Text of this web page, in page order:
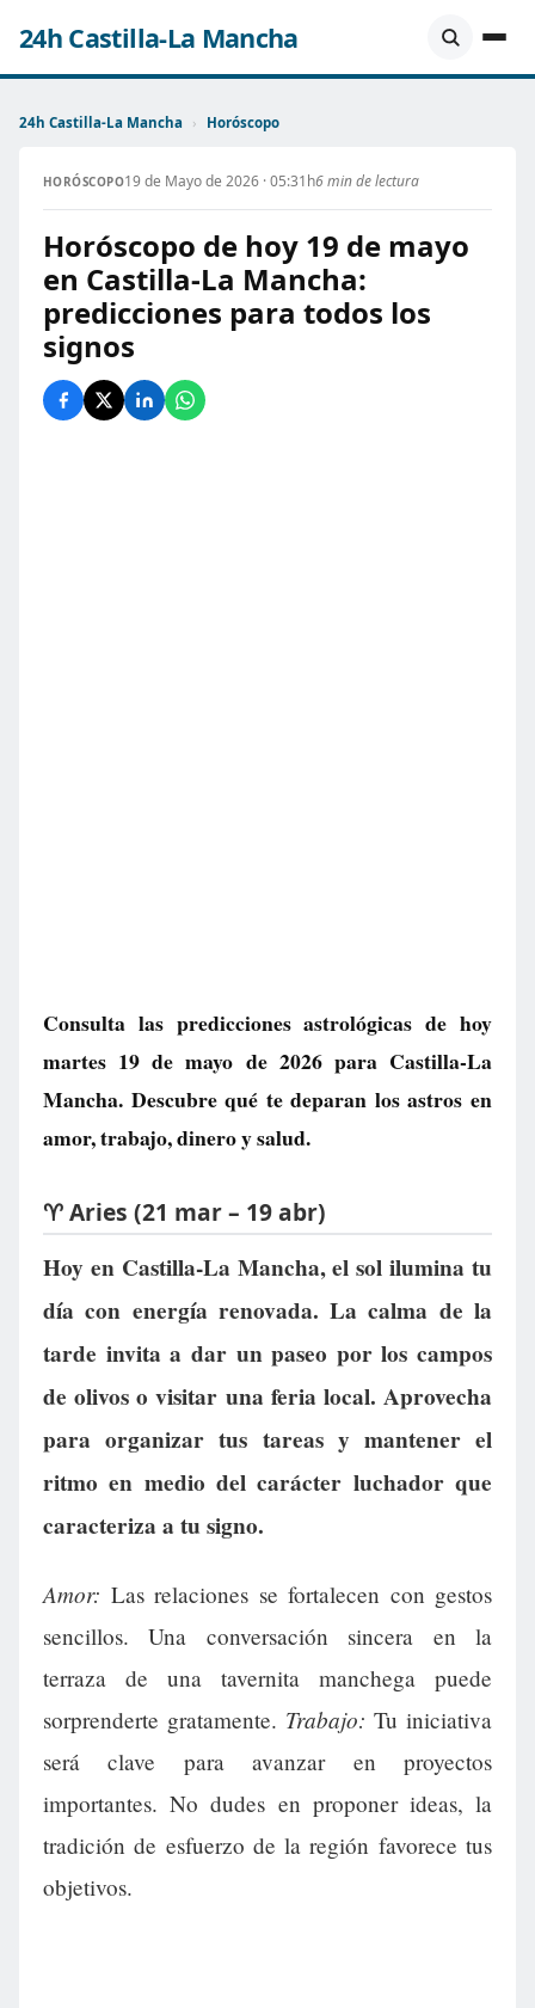
24h Castilla-La Mancha
24h Castilla-La Mancha › Horóscopo
HORÓSCOPO19 de Mayo de 2026 · 05:31h6 min de lectura
Horóscopo de hoy 19 de mayo
en Castilla-La Mancha:
predicciones para todos los
signos
Consulta las predicciones astrológicas de hoy
martes 19 de mayo de 2026 para Castilla-La
Mancha. Descubre qué te deparan los astros en
amor, trabajo, dinero y salud.
♈ Aries (21 mar – 19 abr)
Hoy en Castilla-La Mancha, el sol ilumina tu
día con energía renovada. La calma de la
tarde invita a dar un paseo por los campos
de olivos o visitar una feria local. Aprovecha
para organizar tus tareas y mantener el
ritmo en medio del carácter luchador que
caracteriza a tu signo.
Amor: Las relaciones se fortalecen con gestos
sencillos. Una conversación sincera en la
terraza de una tavernita manchega puede
sorprenderte gratamente. Trabajo: Tu iniciativa
será clave para avanzar en proyectos
importantes. No dudes en proponer ideas, la
tradición de esfuerzo de la región favorece tus
objetivos.